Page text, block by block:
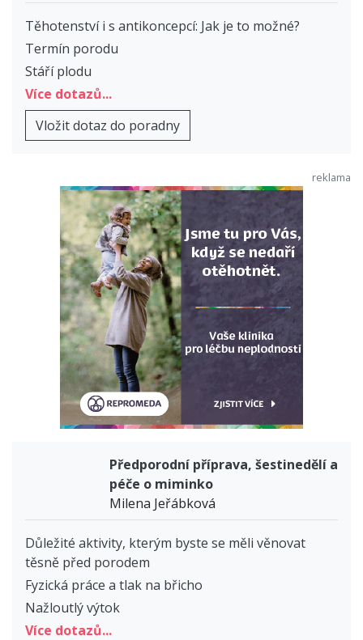
Těhotenství i s antikoncepcí: Jak je to možné?
Termín porodu
Stáří plodu
Více dotazů...
Vložit dotaz do poradny
Předporodní příprava, šestinedělí a
péče o miminko
Milena Jeřábková
Důležité aktivity, kterým byste se měli věnovat
těsně před porodem
Fyzická práce a tlak na břicho
Nažloutlý výtok
Více dotazů...